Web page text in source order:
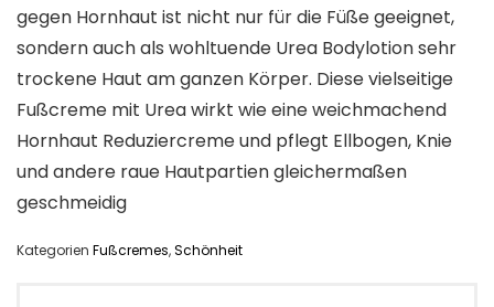
gegen Hornhaut ist nicht nur für die Füße geeignet,
sondern auch als wohltuende Urea Bodylotion sehr
trockene Haut am ganzen Körper. Diese vielseitige
Fußcreme mit Urea wirkt wie eine weichmachend
Hornhaut Reduziercreme und pflegt Ellbogen, Knie
und andere raue Hautpartien gleichermaßen
geschmeidig
Kategorien Fußcremes,Schönheit